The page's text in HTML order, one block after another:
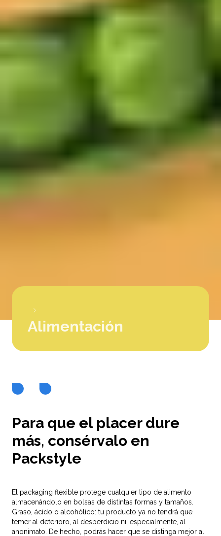
Alimentación
Para que el placer dure
más, consérvalo en
Packstyle
El packaging flexible protege cualquier tipo de alimento
almacenándolo en bolsas de distintas formas y tamaños.
Graso, ácido o alcohólico: tu producto ya no tendrá que
temer al deterioro, al desperdicio ni, especialmente, al
anonimato. De hecho, podrás hacer que se distinga mejor al